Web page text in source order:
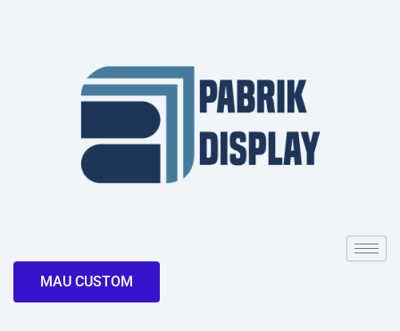
MAU CUSTOM